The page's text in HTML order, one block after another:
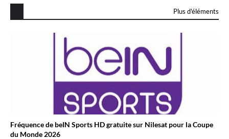
Plus d'éléments
Fréquence de beIN Sports HD gratuite sur Nilesat pour la Coupe
du Monde 2026